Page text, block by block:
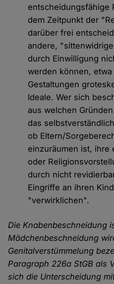
entscheidungsfähige
dem Zeitpunkt der
darüber frei
andere,
durch Einwilligung
werden können,
Gestaltungen
Ideale. Wer sich
aus welchen
das
ob Eltern/
einzuräumen ist, ihre
oder
durch nicht
Eingriffe an ihren
"verwirklichen".
Die Knabenbeschneidung
Mädchenbeschneidung
Genitalverstümmelung
Paragraph 226a StGB als
sich die Unterscheidung